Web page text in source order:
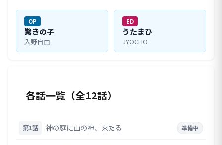
OP
驚きの子
入野自由
ED
うたまひ
JYOCHO
各話一覧（全12話）
第1話 神の庭に山の神、来たる 準備中